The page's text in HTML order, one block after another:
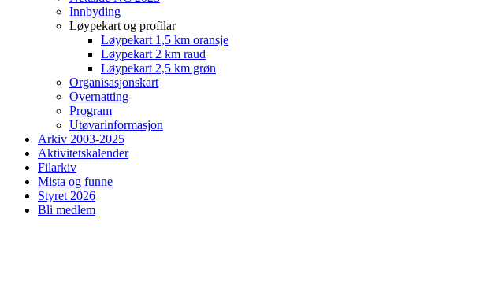
Innbyding
Løypekart og profilar
Løypekart 1,5 km oransje
Løypekart 2 km raud
Løypekart 2,5 km grøn
Organisasjonskart
Overnatting
Program
Utøvarinformasjon
Arkiv 2003-2025
Aktivitetskalender
Filarkiv
Mista og funne
Styret 2026
Bli medlem